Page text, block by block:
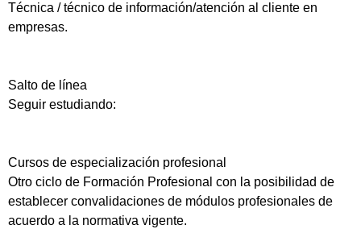
Técnica / técnico de información/atención al cliente en
empresas.
Salto de línea
Seguir estudiando:
Cursos de especialización profesional
Otro ciclo de Formación Profesional con la posibilidad de
establecer convalidaciones de módulos profesionales de
acuerdo a la normativa vigente.